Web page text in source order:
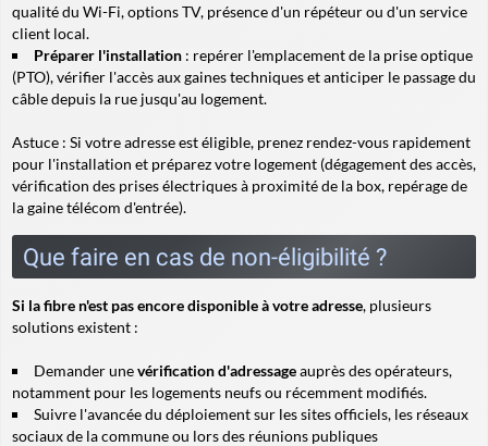
qualité du Wi-Fi, options TV, présence d'un répéteur ou d'un service
client local.
Préparer l'installation : repérer l'emplacement de la prise optique
(PTO), vérifier l'accès aux gaines techniques et anticiper le passage du
câble depuis la rue jusqu'au logement.
Astuce : Si votre adresse est éligible, prenez rendez-vous rapidement
pour l'installation et préparez votre logement (dégagement des accès,
vérification des prises électriques à proximité de la box, repérage de
la gaine télécom d'entrée).
Que faire en cas de non-éligibilité ?
Si la fibre n'est pas encore disponible à votre adresse, plusieurs
solutions existent :
Demander unevérification d'adressageauprès des opérateurs,
notamment pour les logements neufs ou récemment modifiés.
Suivre l'avancée du déploiement sur les sites officiels, les réseaux
sociaux de la commune ou lors des réunions publiques